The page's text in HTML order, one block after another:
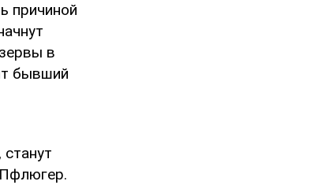
причиной
в
бывший